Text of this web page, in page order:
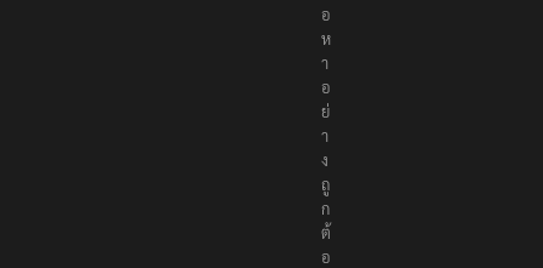
อ
ห
า
อ
ย่
า
ง
ถู
ก
ต้
อ